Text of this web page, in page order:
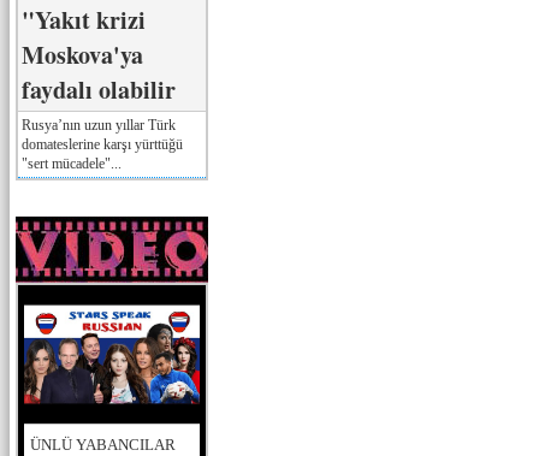
"Yakıt krizi
Moskova'ya
faydalı olabilir
Rusya’nın uzun yıllar Türk
domateslerine karşı yürttüğü
"sert mücadele"...
ÜNLÜ YABANCILAR